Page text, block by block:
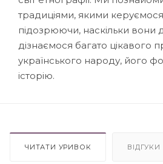
традиціями, якими керуємося
підозрюючи, наскільки вони
дізнаємося багато цікавого
українського народу, його
історію.
ЧИТАТИ УРИВОК ВІДГУКИ